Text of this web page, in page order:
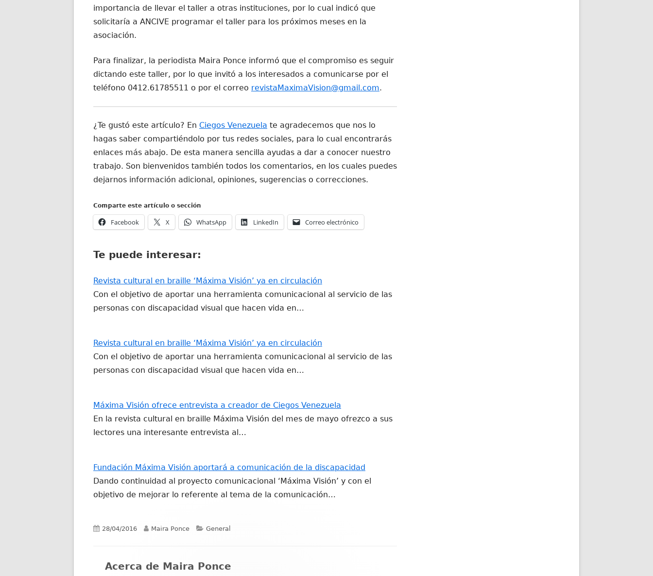
importancia de llevar el taller a otras instituciones, por lo cual indicó que
solicitaría a ANCIVE programar el taller para los próximos meses en la
asociación.
Para finalizar, la periodista Maira Ponce informó que el compromiso es seguir
dictando este taller, por lo que invitó a los interesados a comunicarse por el
teléfono 0412.61785511 o por el correo revistaMaximaVision@gmail.com.
¿Te gustó este artículo? En Ciegos Venezuela te agradecemos que nos lo
hagas saber compartiéndolo por tus redes sociales, para lo cual encontrarás
enlaces más abajo. De esta manera sencilla ayudas a dar a conocer nuestro
trabajo. Son bienvenidos también todos los comentarios, en los cuales puedes
dejarnos información adicional, opiniones, sugerencias o correcciones.
Comparte este artículo o sección
Facebook
Abrir
en
ventana
X
Abrir
en
ventana
WhatsApp
Abrir
en
LinkedIn
Abrir
en
Correo electrónico
en
Te puede interesar:
Revista cultural en braille ‘Máxima Visión’ ya en circulación
Con el objetivo de aportar una herramienta comunicacional al servicio de las
personas con discapacidad visual que hacen vida en…
Revista cultural en braille ‘Máxima Visión’ ya en circulación
Con el objetivo de aportar una herramienta comunicacional al servicio de las
personas con discapacidad visual que hacen vida en…
Máxima Visión ofrece entrevista a creador de Ciegos Venezuela
En la revista cultural en braille Máxima Visión del mes de mayo ofrezco a sus
lectores una interesante entrevista al…
Fundación Máxima Visión aportará a comunicación de la discapacidad
Dando continuidad al proyecto comunicacional ‘Máxima Visión’ y con el
objetivo de mejorar lo referente al tema de la comunicación…
Publicado
28/04/2016 Autor
Maira Ponce Categorías
General
Acerca de Maira Ponce